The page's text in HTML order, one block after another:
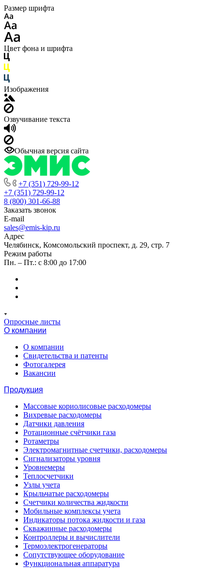
Размер шрифта
Цвет фона и шрифта
Изображения
Озвучивание текста
Обычная версия сайта
+7 (351) 729-99-12
+7 (351) 729-99-12
8 (800) 301-66-88
Заказать звонок
E-mail
sales@emis-kip.ru
Адрес
Челябинск, Комсомольский проспект, д. 29, стр. 7
Режим работы
Пн. – Пт.: с 8:00 до 17:00
Опросные листы
О компании
О компании
Свидетельства и патенты
Фотогалерея
Вакансии
Продукция
Массовые кориолисовые расходомеры
Вихревые расходомеры
Датчики давления
Ротационные счётчики газа
Ротаметры
Электромагнитные счетчики, расходомеры
Сигнализаторы уровня
Уровнемеры
Теплосчетчики
Узлы учета
Крыльчатые расходомеры
Счетчики количества жидкости
Мобильные комплексы учета
Индикаторы потока жидкости и газа
Скважинные расходомеры
Контроллеры и вычислители
Термоэлектрогенераторы
Сопутствующее оборудование
Функциональная аппаратура